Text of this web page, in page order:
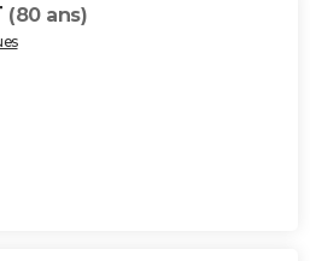
(80 ans)